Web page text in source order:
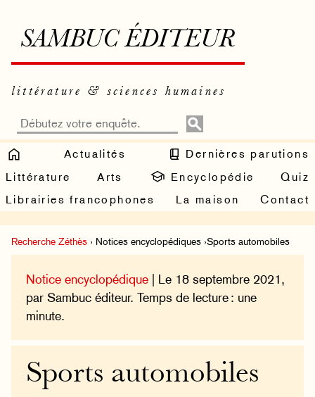
SAMBUC ÉDITEUR
littérature & sciences humaines
Actualités
Dernières parutions
Littérature
Arts Encyclopédie
Quiz
Librairies francophones
La maison Contact
Recherche Zéthès › Notices encyclopédiques ›Sports automobiles
Notice encyclopédique | Le 18 septembre 2021,
par Sambuc éditeur. Temps de lecture : une
minute.
Sports automobiles